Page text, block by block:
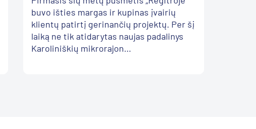
buvo išties margas ir kupinas įvairių
klientų patirtį gerinančių projektų. Per šį
laiką ne tik atidarytas naujas padalinys
Karoliniškių mikrorajon…